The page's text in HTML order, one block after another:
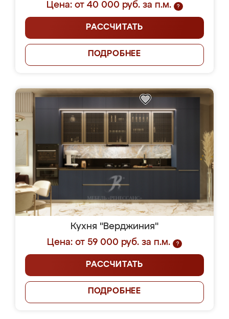
Цена: от 40 000 руб. за п.м.
?
РАССЧИТАТЬ
ПОДРОБНЕЕ
Кухня "Верджиния"
Цена: от 59 000 руб. за п.м.
?
РАССЧИТАТЬ
ПОДРОБНЕЕ